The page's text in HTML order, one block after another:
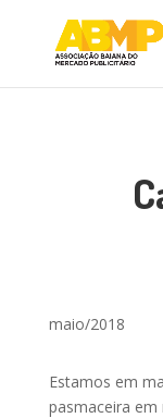
maio/2018
Estamos em
pasmaceira